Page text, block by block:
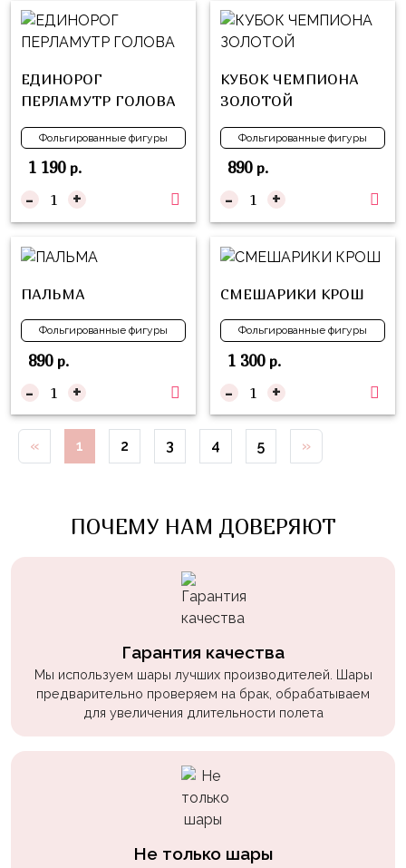
ЕДИНОРОГ
ПЕРЛАМУТР ГОЛОВА
Фольгированные фигуры
1 190р.
- +
КУБОК ЧЕМПИОНА
ЗОЛОТОЙ
Фольгированные фигуры
890р.
- +
ПАЛЬМА
Фольгированные фигуры
890р.
- +
СМЕШАРИКИ КРОШ
Фольгированные фигуры
1 300р.
- +
« 1 2 3 4 5 »
ПОЧЕМУ НАМ ДОВЕРЯЮТ
Гарантия качества
Мы используем шары лучших производителей. Шары
предварительно проверяем на брак, обрабатываем
для увеличения длительности полета
Не только шары
Куклы
ЛОЛ
Него
Неё
Мишка
Тедди
/
Морская
Тема
Звёздные
Войны
Уэнсдэй
Фрукты
Пиратская
Вечеринка